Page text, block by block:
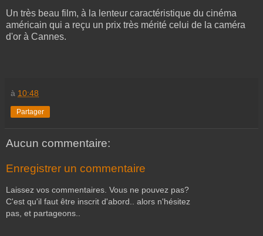
Un très beau film, à la lenteur caractéristique du cinéma
américain qui a reçu un prix très mérité celui de la caméra
d'or à Cannes.
à 10:48
Partager
Aucun commentaire:
Enregistrer un commentaire
Laissez vos commentaires. Vous ne pouvez pas?
C'est qu'il faut être inscrit d'abord.. alors n'hésitez
pas, et partageons..